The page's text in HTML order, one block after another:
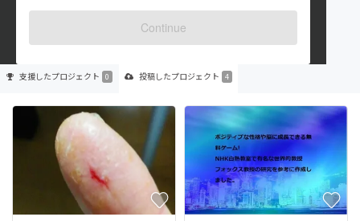
Continue
出身国：未設定
支援したプロジェクト 0 投稿したプロジェクト 4